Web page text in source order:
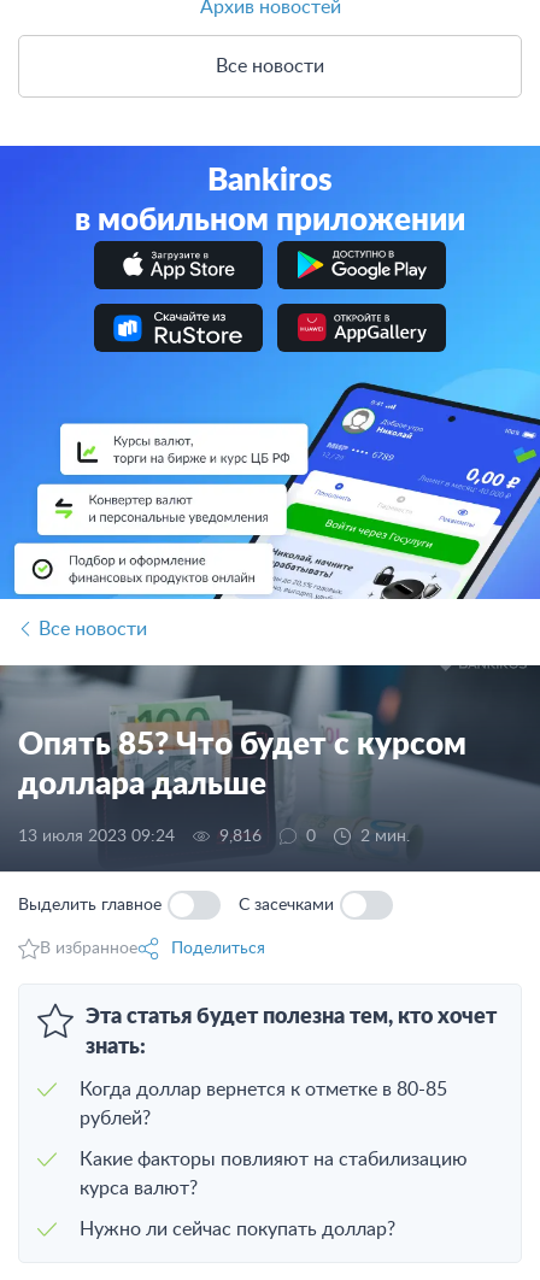
Архив новостей
Все новости
Bankiros
в мобильном приложении
Все новости
Опять 85? Что будет с курсом
доллара дальше
13 июля 2023 09:24 9,816 0 2 мин.
Выделить главное С засечками
В избранное Поделиться
Эта статья будет полезна тем, кто хочет
знать:
Когда доллар вернется к отметке в 80-85
рублей?
Какие факторы повлияют на стабилизацию
курса валют?
Нужно ли сейчас покупать доллар?